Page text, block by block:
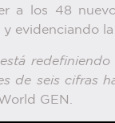
a los 48
evidenciando
de seis cifras
GEN.